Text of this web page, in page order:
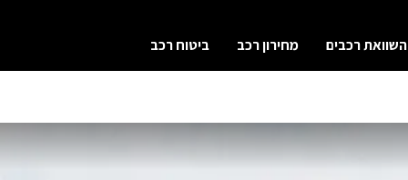
השוואת רכבים מחירון רכב ביטוח רכב